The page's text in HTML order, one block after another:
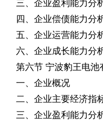
三、企业盈利能力分
四、企业偿债能力分
五、企业运营能力分
六、企业成长能力分
第六节 宁波豹王电
一、企业概况
二、企业主要经济指
三、企业盈利能力分